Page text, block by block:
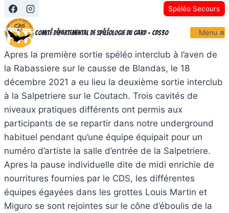
Aller
au
contenu
Spéléo Secours
Comité Départemental de Spéléologie du Gard - CDS30 Menu
Apres la première sortie spéléo interclub à l’aven de
la Rabassiere sur le causse de Blandas, le 18
décembre 2021 a eu lieu la deuxième sortie interclub
à la Salpetriere sur le Coutach. Trois cavités de
niveaux pratiques différents ont permis aux
participants de se repartir dans notre underground
habituel pendant qu’une équipe équipait pour un
numéro d’artiste la salle d’entrée de la Salpetriere.
Apres la pause individuelle dite de midi enrichie de
nourritures fournies par le CDS, les différentes
équipes égayées dans les grottes Louis Martin et
Miguro se sont rejointes sur le cône d’éboulis de la